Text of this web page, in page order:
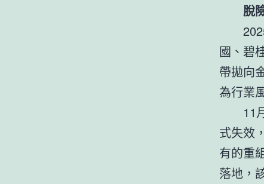
脫
國、碧
帶拋向
為行業
11
式失效
有的重
落地，